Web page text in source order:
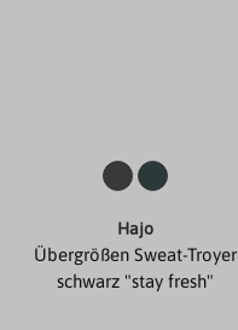
Hajo
Übergrößen Sweat-Troyer
schwarz "stay fresh"